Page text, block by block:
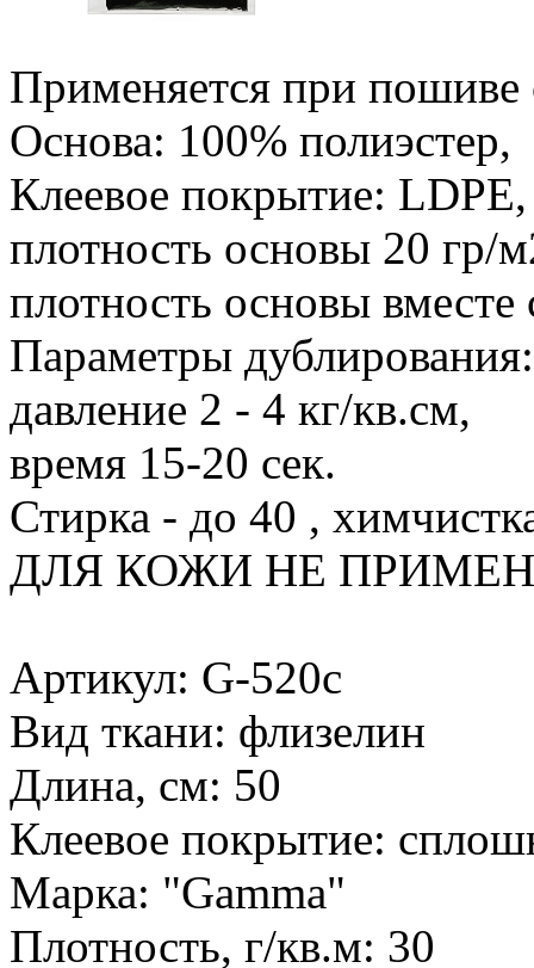
Применяется при пошиве
Основа: 100% полиэстер,
Клеевое покрытие:
плотность основы 20 гр/
плотность основы
Параметры
давление 2 - 4 кг/кв.см,
время 15-20 сек.
Стирка - до 40 ,
ДЛЯ КОЖИ НЕ
Артикул: G-520c
Вид ткани: флизелин
Длина, см: 50
Клеевое покрытие:
Марка: "Gamma"
Плотность, г/кв.м: 30